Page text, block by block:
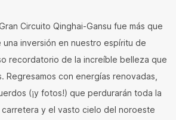
Circuito Qinghai-Gansu fue más que
una inversión en nuestro espíritu de
recordatorio de la increíble belleza que
Regresamos con energías renovadas,
(¡y fotos!) que perdurarán toda la
y el vasto cielo del noroeste